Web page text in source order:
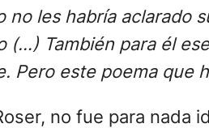
les habría aclarado
También para él
este poema que
no fue para nada